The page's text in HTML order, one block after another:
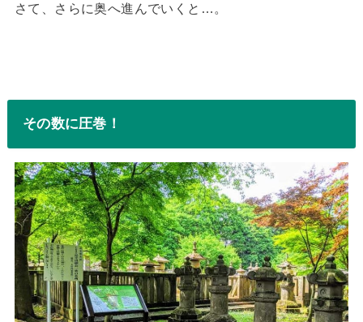
さて、さらに奥へ進んでいくと…。
その数に圧巻！